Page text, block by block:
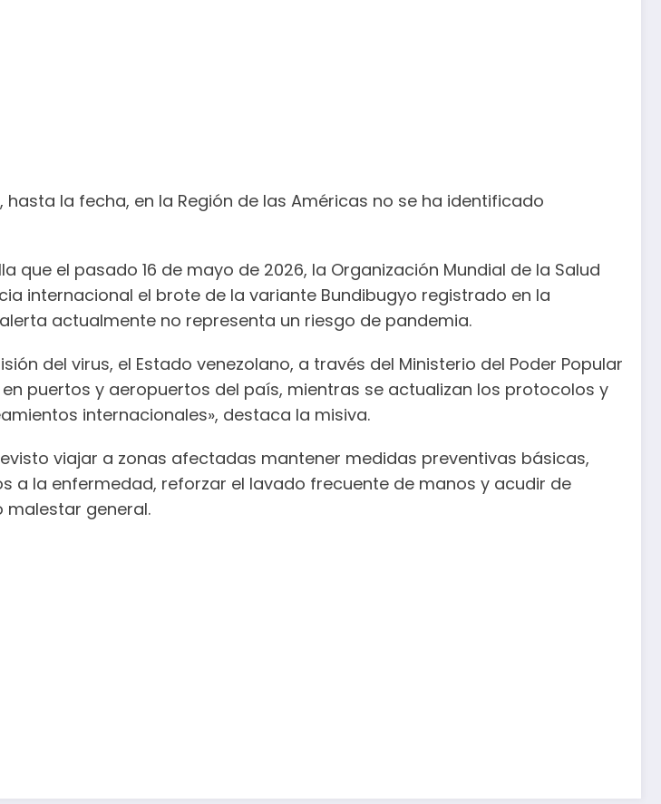
la fecha, en la Región de las Américas no se ha identificado
el pasado 16 de mayo de 2026, la Organización Mundial de la Salud
internacional el brote de la variante Bundibugyo registrado en la
actualmente no representa un riesgo de pandemia.
del virus, el Estado venezolano, a través del Ministerio del Poder Popular
puertos y aeropuertos del país, mientras se actualizan los protocolos y
internacionales», destaca la misiva.
viajar a zonas afectadas mantener medidas preventivas básicas,
la enfermedad, reforzar el lavado frecuente de manos y acudir de
malestar general.